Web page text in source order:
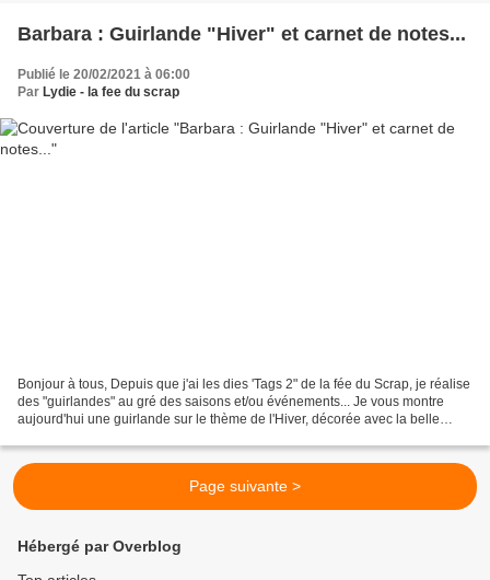
Barbara : Guirlande "Hiver" et carnet de notes...
Publié le 20/02/2021 à 06:00
Par Lydie - la fee du scrap
Bonjour à tous, Depuis que j'ai les dies 'Tags 2" de la fée du Scrap, je réalise
des "guirlandes" au gré des saisons et/ou événements... Je vous montre
aujourd'hui une guirlande sur le thème de l'Hiver, décorée avec la belle
Page suivante >
Hébergé par Overblog